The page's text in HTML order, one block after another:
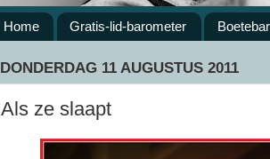
Home Gratis-lid-barometer
DONDERDAG 11 AUGUSTUS 2011
Als ze slaapt